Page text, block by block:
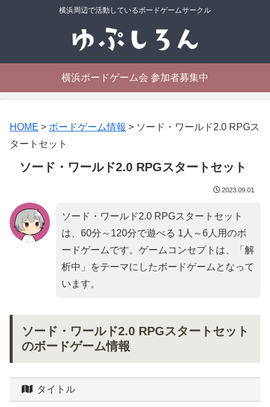
横浜周辺で活動しているボードゲームサークル
横浜ボードゲーム会 参加者募集中
HOME > ボードゲーム情報 > ソード・ワールド2.0 RPGス
タートセット
ソード・ワールド2.0 RPGスタートセット
2023.09.01
ソード・ワールド2.0 RPGスタートセット
は、60分～120分で遊べる 1人～6人用のボ
ードゲームです。ゲームコンセプトは、「 解
析中 」をテーマにしたボードゲームとなって
います。
ソード・ワールド2.0 RPGスタートセット
のボードゲーム情報
タイトル